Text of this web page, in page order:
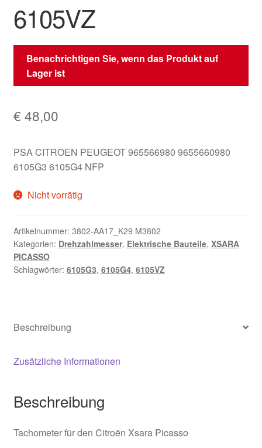
6105VZ
Benachrichtigen Sie, wenn das Produkt auf
Lager ist
€ 48,00
PSA CITROEN PEUGEOT 965566980 9655660980
6105G3 6105G4 NFP
Nicht vorrätig
Artikelnummer: 3802-AA17_K29 M3802
Kategorien: Drehzahlmesser, Elektrische Bauteile, XSARA
PICASSO
Schlagwörter: 6105G3, 6105G4, 6105VZ
Beschreibung
Zusätzliche Informationen
Beschreibung
Tachometer für den Citroën Xsara Picasso